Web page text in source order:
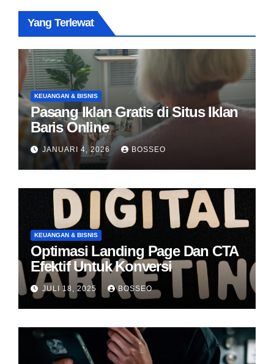
Yang Terlewat
KEUANGAN & BISNIS
Pasang Iklan Gratis di Situs Iklan
Baris Online
JANUARI 4, 2026 BOSSEO
KEUANGAN & BISNIS
Optimasi Landing Page Dan CTA
Efektif Untuk Konversi
JULI 18, 2025 BOSSEO